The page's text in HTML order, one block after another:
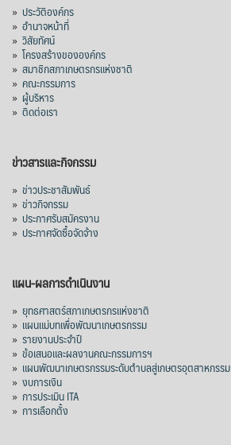
» ประวัติองค์กร
» อำนาจหน้าที่
» วิสัยทัศน์
» โครงสร้างขององค์กร
» สมาชิกสภาเกษตรกรแห่งชาติ
» คณะกรรมการ
» ผู้บริหาร
» ติดต่อเรา
ข่าวสารและกิจกรรม
» ข่าวประชาสัมพันธ์
» ข่าวกิจกรรม
» ประกาศรับสมัครงาน
» ประกาศจัดซื้อจัดจ้าง
แผน-ผลการดำเนินงาน
» ยุทธศาสตร์สภาเกษตรกรแห่งชาติ
» แผนแม่บทเพื่อพัฒนาเกษตรกรรม
» รายงานประจำปี
» ข้อเสนอและผลงานคณะกรรมการฯ
» แผนพัฒนาเกษตรกรรมระดับตำบลสู่เกษตรอุตสาหกรรม
» งบการเงิน
» การประเมิน ITA
» การเลือกตั้ง